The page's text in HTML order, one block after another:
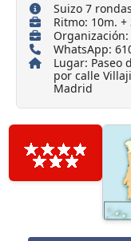
Suizo 7 rondas
Ritmo: 10m. +
WhatsApp:
Lugar: Paseo
por calle
Madrid